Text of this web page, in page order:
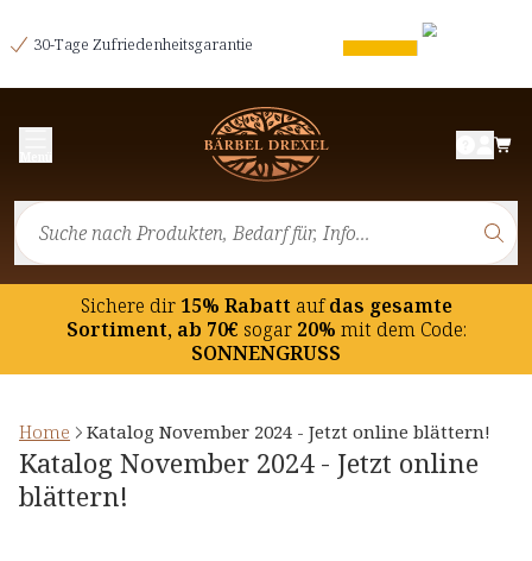
30-Tage Zufriedenheitsgarantie
Sichere dir15% Rabatt aufdas gesamte
Sortiment, ab 70€ sogar20% mit dem Code:
SONNENGRUSS
Home Katalog November 2024 - Jetzt online blättern!
Katalog November 2024 - Jetzt online
blättern!